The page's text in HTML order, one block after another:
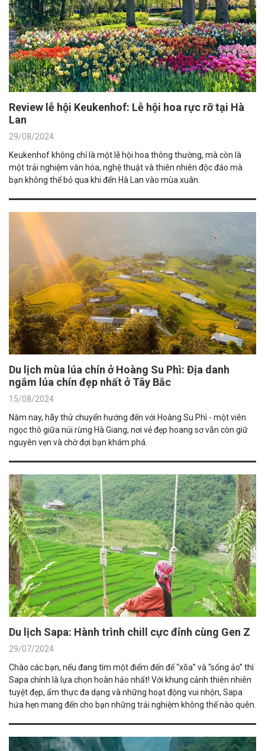
Review lễ hội Keukenhof: Lễ hội hoa rực rỡ tại Hà
Lan
29/08/2024
Keukenhof không chỉ là một lễ hội hoa thông thường, mà còn là
một trải nghiệm văn hóa, nghệ thuật và thiên nhiên độc đáo mà
bạn không thể bỏ qua khi đến Hà Lan vào mùa xuân.
Du lịch mùa lúa chín ở Hoàng Su Phì: Địa danh
ngắm lúa chín đẹp nhất ở Tây Bắc
15/08/2024
Năm nay, hãy thử chuyển hướng đến với Hoàng Su Phì - một viên
ngọc thô giữa núi rừng Hà Giang, nơi vẻ đẹp hoang sơ vẫn còn giữ
nguyên vẹn và chờ đợi bạn khám phá.
Du lịch Sapa: Hành trình chill cực đỉnh cùng Gen Z
29/07/2024
Chào các bạn, nếu đang tìm một điểm đến để “xõa” và “sống ảo” thì
Sapa chính là lựa chọn hoàn hảo nhất! Với khung cảnh thiên nhiên
tuyệt đẹp, ẩm thực đa dạng và những hoạt động vui nhộn, Sapa
hứa hẹn mang đến cho bạn những trải nghiệm không thể nào quên.